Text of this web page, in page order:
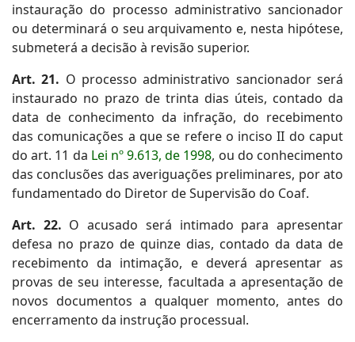
instauração do processo administrativo sancionador
ou determinará o seu arquivamento e, nesta hipótese,
submeterá a decisão à revisão superior.
Art. 21. O processo administrativo sancionador será
instaurado no prazo de trinta dias úteis, contado da
data de conhecimento da infração, do recebimento
das comunicações a que se refere o inciso II do caput
do art. 11 da Lei nº 9.613, de 1998, ou do conhecimento
das conclusões das averiguações preliminares, por ato
fundamentado do Diretor de Supervisão do Coaf.
Art. 22. O acusado será intimado para apresentar
defesa no prazo de quinze dias, contado da data de
recebimento da intimação, e deverá apresentar as
provas de seu interesse, facultada a apresentação de
novos documentos a qualquer momento, antes do
encerramento da instrução processual.